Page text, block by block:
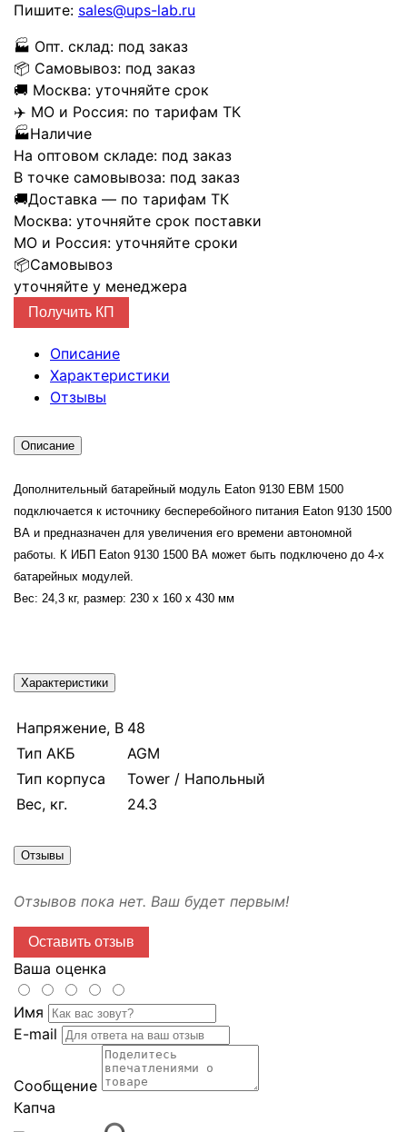
Пишите: sales@ups-lab.ru
🏭 Опт. склад: под заказ
📦 Самовывоз: под заказ
🚚 Москва: уточняйте срок
✈️ МО и Россия: по тарифам ТК
🏭Наличие
На оптовом складе: под заказ
В точке самовывоза: под заказ
🚚Доставка — по тарифам ТК
Москва: уточняйте срок поставки
МО и Россия: уточняйте сроки
📦Самовывоз
уточняйте у менеджера
Получить КП
Описание
Характеристики
Отзывы
Описание
Дополнительный батарейный модуль Eaton 9130 EBM 1500
подключается к источнику бесперебойного питания Eaton 9130 1500
ВА и предназначен для увеличения его времени автономной
работы. К ИБП Eaton 9130 1500 ВА может быть подключено до 4-х
батарейных модулей.
Вес: 24,3 кг, размер: 230 x 160 x 430 мм
Характеристики
Напряжение, В 48
Тип АКБ
AGM
Тип корпуса
Tower / Напольный
Вес, кг.
24.3
Отзывы
Отзывов пока нет. Ваш будет первым!
Оставить отзыв
Ваша оценка
Имя
E-mail
Сообщение
Капча